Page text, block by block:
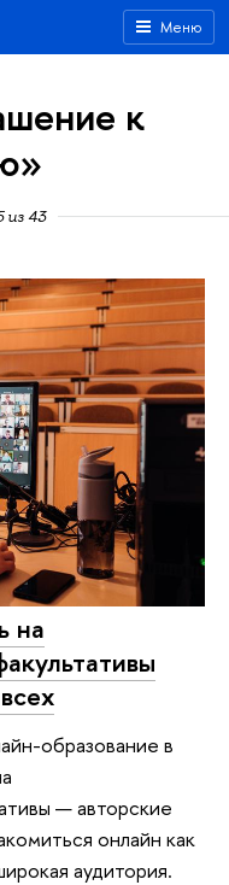
Меню
к
43
на
образование в
— авторские
онлайн как
аудитория.